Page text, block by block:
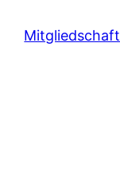
Mitgliedschaft